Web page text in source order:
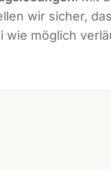
wir sicher,
wie möglich